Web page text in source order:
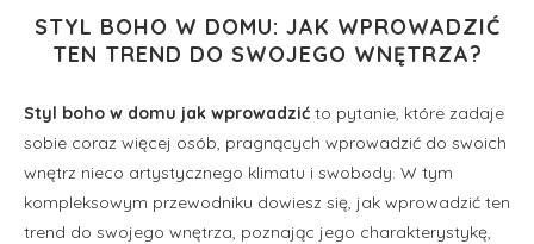
STYL BOHO W DOMU: JAK WPROWADZIĆ
TEN TREND DO SWOJEGO WNĘTRZA?
Styl boho w domu jak wprowadzić to pytanie, które zadaje
sobie coraz więcej osób, pragnących wprowadzić do swoich
wnętrz nieco artystycznego klimatu i swobody. W tym
kompleksowym przewodniku dowiesz się, jak wprowadzić ten
trend do swojego wnętrza, poznając jego charakterystykę,